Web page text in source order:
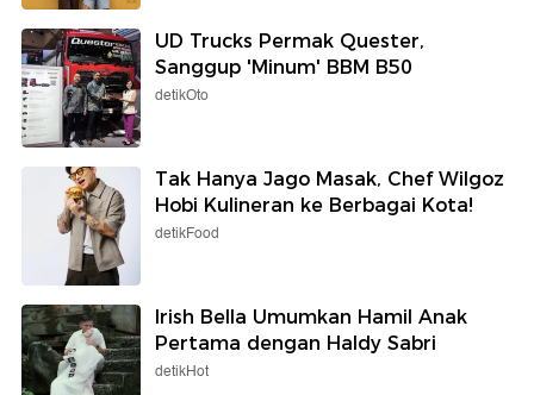
UD Trucks Permak Quester,
Sanggup 'Minum' BBM B50
detikOto
Tak Hanya Jago Masak, Chef Wilgoz
Hobi Kulineran ke Berbagai Kota!
detikFood
Irish Bella Umumkan Hamil Anak
Pertama dengan Haldy Sabri
detikHot